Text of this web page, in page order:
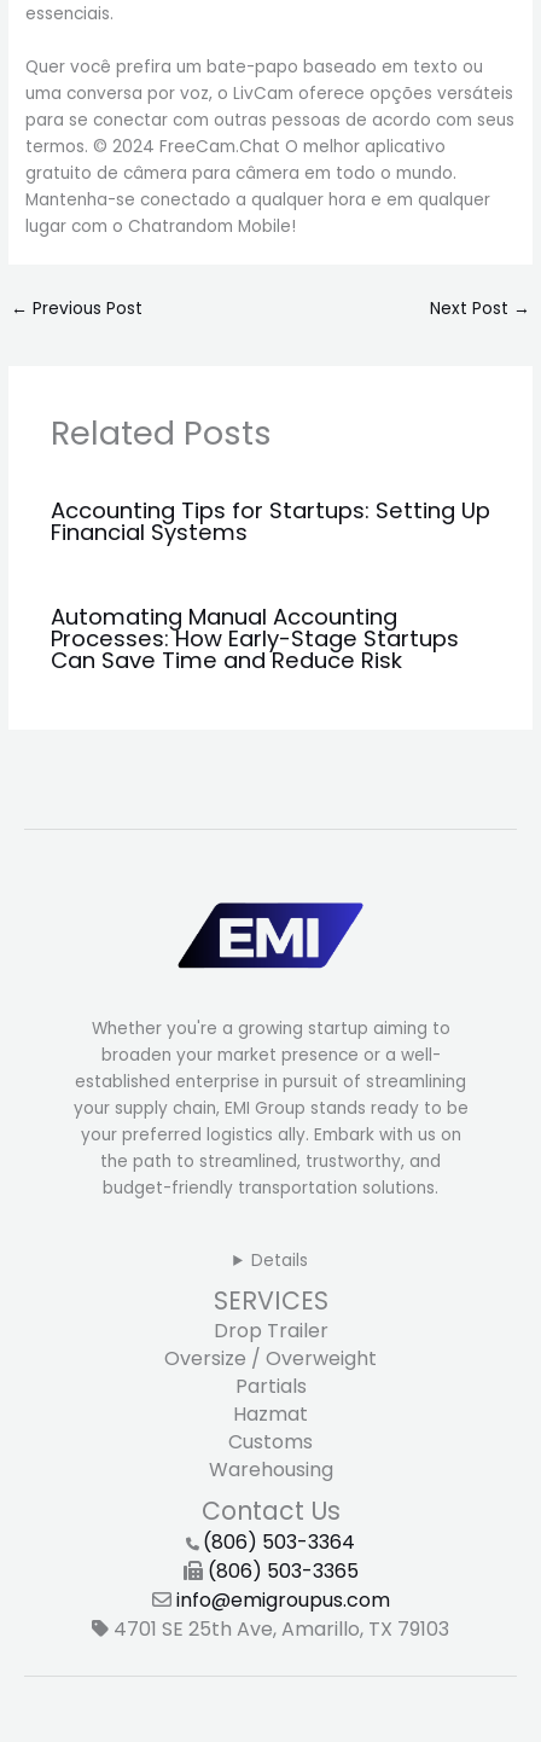
essenciais.
Quer você prefira um bate-papo baseado em texto ou
uma conversa por voz, o LivCam oferece opções versáteis
para se conectar com outras pessoas de acordo com seus
termos. © 2024 FreeCam.Chat O melhor aplicativo
gratuito de câmera para câmera em todo o mundo.
Mantenha-se conectado a qualquer hora e em qualquer
lugar com o Chatrandom Mobile!
← Previous Post Next Post →
Related Posts
Accounting Tips for Startups: Setting Up
Financial Systems
Automating Manual Accounting
Processes: How Early-Stage Startups
Can Save Time and Reduce Risk
Whether you're a growing startup aiming to
broaden your market presence or a well-
established enterprise in pursuit of streamlining
your supply chain, EMI Group stands ready to be
your preferred logistics ally. Embark with us on
the path to streamlined, trustworthy, and
budget-friendly transportation solutions.
Details
SERVICES
Drop Trailer
Oversize / Overweight
Partials
Hazmat
Customs
Warehousing
Contact Us
(806) 503-3364
(806) 503-3365
info@emigroupus.com
4701 SE 25th Ave, Amarillo, TX 79103